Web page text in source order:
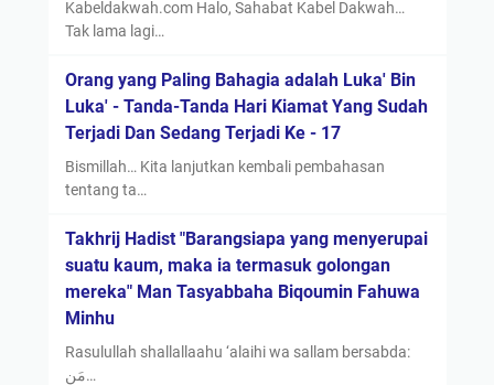
Kabeldakwah.com Halo, Sahabat Kabel Dakwah…
Tak lama lagi…
Orang yang Paling Bahagia adalah Luka' Bin
Luka' - Tanda-Tanda Hari Kiamat Yang Sudah
Terjadi Dan Sedang Terjadi Ke - 17
Bismillah… Kita lanjutkan kembali pembahasan
tentang ta…
Takhrij Hadist "Barangsiapa yang menyerupai
suatu kaum, maka ia termasuk golongan
mereka" Man Tasyabbaha Biqoumin Fahuwa
Minhu
Rasulullah shallallaahu ‘alaihi wa sallam bersabda:
مَن…